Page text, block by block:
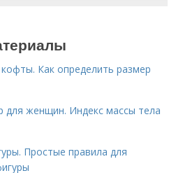
Как определить размер
для женщин. Индекс массы тела
Простые правила для